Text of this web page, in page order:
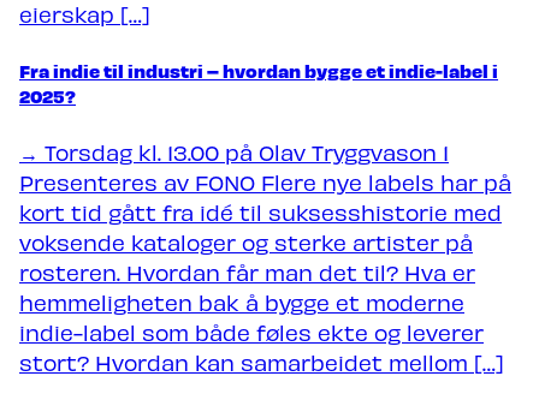
eierskap […]
Fra indie til industri – hvordan bygge et indie-label i
2025?
→ Torsdag kl. 13.00 på Olav Tryggvason 1
Presenteres av FONO Flere nye labels har på
kort tid gått fra idé til suksesshistorie med
voksende kataloger og sterke artister på
rosteren. Hvordan får man det til? Hva er
hemmeligheten bak å bygge et moderne
indie-label som både føles ekte og leverer
stort? Hvordan kan samarbeidet mellom […]